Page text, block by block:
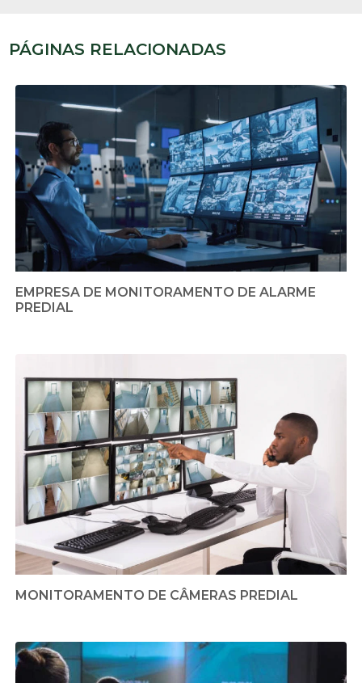
PÁGINAS RELACIONADAS
EMPRESA DE MONITORAMENTO DE ALARME
PREDIAL
MONITORAMENTO DE CÂMERAS PREDIAL